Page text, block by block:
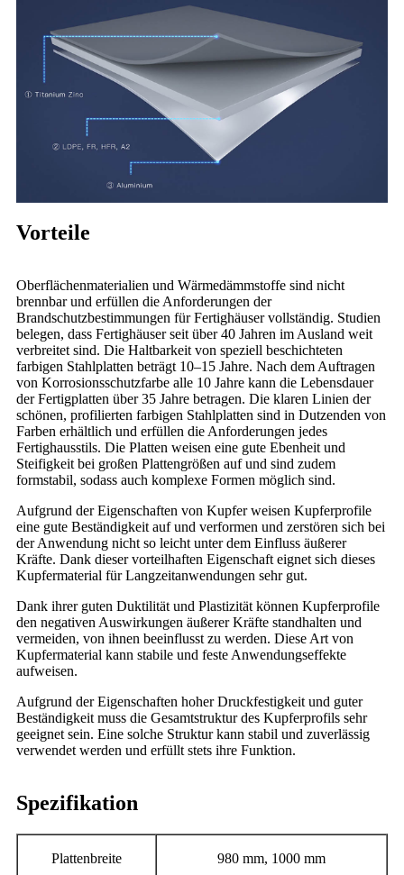
Vorteile
Oberflächenmaterialien und Wärmedämmstoffe sind nicht
brennbar und erfüllen die Anforderungen der
Brandschutzbestimmungen für Fertighäuser vollständig. Studien
belegen, dass Fertighäuser seit über 40 Jahren im Ausland weit
verbreitet sind. Die Haltbarkeit von speziell beschichteten
farbigen Stahlplatten beträgt 10–15 Jahre. Nach dem Auftragen
von Korrosionsschutzfarbe alle 10 Jahre kann die Lebensdauer
der Fertigplatten über 35 Jahre betragen. Die klaren Linien der
schönen, profilierten farbigen Stahlplatten sind in Dutzenden von
Farben erhältlich und erfüllen die Anforderungen jedes
Fertighausstils. Die Platten weisen eine gute Ebenheit und
Steifigkeit bei großen Plattengrößen auf und sind zudem
formstabil, sodass auch komplexe Formen möglich sind.
Aufgrund der Eigenschaften von Kupfer weisen Kupferprofile
eine gute Beständigkeit auf und verformen und zerstören sich bei
der Anwendung nicht so leicht unter dem Einfluss äußerer
Kräfte. Dank dieser vorteilhaften Eigenschaft eignet sich dieses
Kupfermaterial für Langzeitanwendungen sehr gut.
Dank ihrer guten Duktilität und Plastizität können Kupferprofile
den negativen Auswirkungen äußerer Kräfte standhalten und
vermeiden, von ihnen beeinflusst zu werden. Diese Art von
Kupfermaterial kann stabile und feste Anwendungseffekte
aufweisen.
Aufgrund der Eigenschaften hoher Druckfestigkeit und guter
Beständigkeit muss die Gesamtstruktur des Kupferprofils sehr
geeignet sein. Eine solche Struktur kann stabil und zuverlässig
verwendet werden und erfüllt stets ihre Funktion.
Spezifikation
Plattenbreite 980 mm, 1000 mm